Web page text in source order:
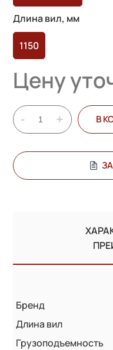
Длина вил, мм
1150
Цену
- + В
Бренд
Длина вил
Грузоподъемность